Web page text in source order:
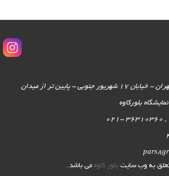
آدرس نمایشگاه : ایران - تهران - خیابان 17 شهریور جنوبی - پایین تر از میدان
بلورکاوه
به وب سایت بلور کاوه می باشد.